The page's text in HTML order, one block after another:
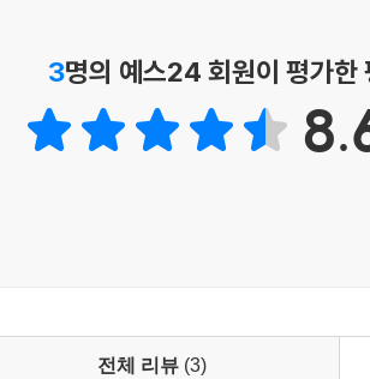
3명의 예스24 회원이 평가한
전체 리뷰 (3)